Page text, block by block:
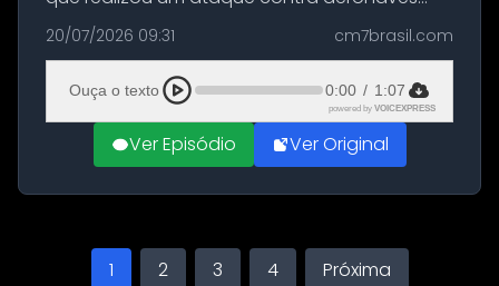
militares dos Estados Unidos estacionadas no
Aeroporto de Aqaba, na Jordânia, durante a
21ª fase da Operação Nasr 2. A...
20/07/2026 09:31 cm7brasil.com
Ouça o texto 0:00 / 1:07
powered by VOICEXPRESS
Ver Episódio Ver Original
1 2 3 4 Próxima